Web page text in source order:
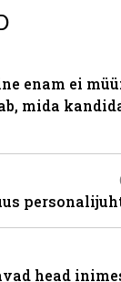
enam ei
mida
head